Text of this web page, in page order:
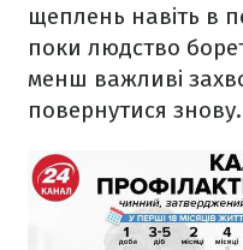
щеплень навіть в
поки людство
менш важливі
повернутися знову.